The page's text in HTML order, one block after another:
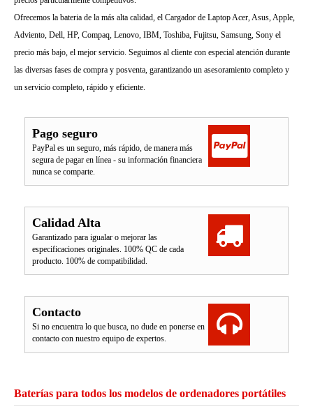
Ofrecemos la bateria de la más alta calidad, el Cargador de Laptop Acer, Asus, Apple,
Adviento, Dell, HP, Compaq, Lenovo, IBM, Toshiba, Fujitsu, Samsung, Sony el
precio más bajo, el mejor servicio. Seguimos al cliente con especial atención durante
las diversas fases de compra y posventa, garantizando un asesoramiento completo y
un servicio completo, rápido y eficiente.
Pago seguro
PayPal es un seguro, más rápido, de manera más
segura de pagar en línea - su información financiera
nunca se comparte.
Calidad Alta
Garantizado para igualar o mejorar las
especificaciones originales. 100% QC de cada
producto. 100% de compatibilidad.
Contacto
Si no encuentra lo que busca, no dude en ponerse en
contacto con nuestro equipo de expertos.
Baterías para todos los modelos de ordenadores portátiles